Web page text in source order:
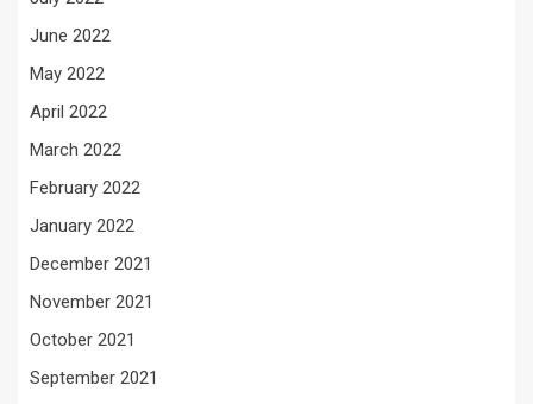
June 2022
May 2022
April 2022
March 2022
February 2022
January 2022
December 2021
November 2021
October 2021
September 2021